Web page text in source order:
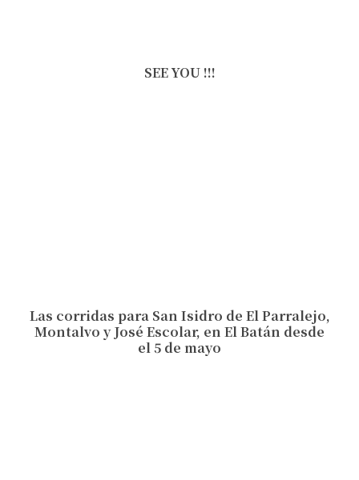
SEE YOU !!!
Las corridas para San Isidro de El Parralejo,
Montalvo y José Escolar, en El Batán desde
el 5 de mayo